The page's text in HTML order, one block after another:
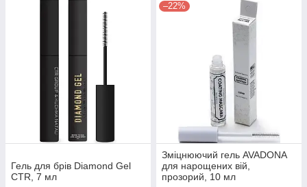
Гель для брів Diamond Gel
CTR, 7 мл
–22%
Зміцнюючий гель AVADONA
для нарощених вій,
прозорий, 10 мл